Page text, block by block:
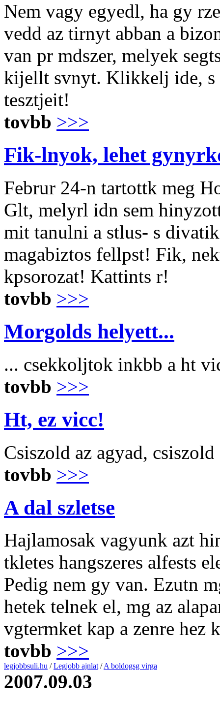
Nem vagy egyedl, ha gy
vedd az tirnyt abban a
van pr mdszer, melyek
kijellt svnyt. Klikkelj ide, s
tesztjeit!
tovbb >>>
Fik-lnyok, lehet
Februr 24-n tartottk meg
Glt, melyrl idn sem
mit tanulni a stlus- s
magabiztos fellpst! Fik,
kpsorozat! Kattints r!
tovbb >>>
Morgolds helyett...
... csekkoljtok inkbb a ht
tovbb >>>
Ht, ez vicc!
Csiszold az agyad,
tovbb >>>
A dal szletse
Hajlamosak vagyunk azt
tkletes hangszeres alfests
Pedig nem gy van. Ezutn
hetek telnek el, mg az
vgtermket kap a zenre hez
tovbb >>>
legjobbsuli.hu /Legjobb ajnlat/A boldogsg virga
2007.09.03